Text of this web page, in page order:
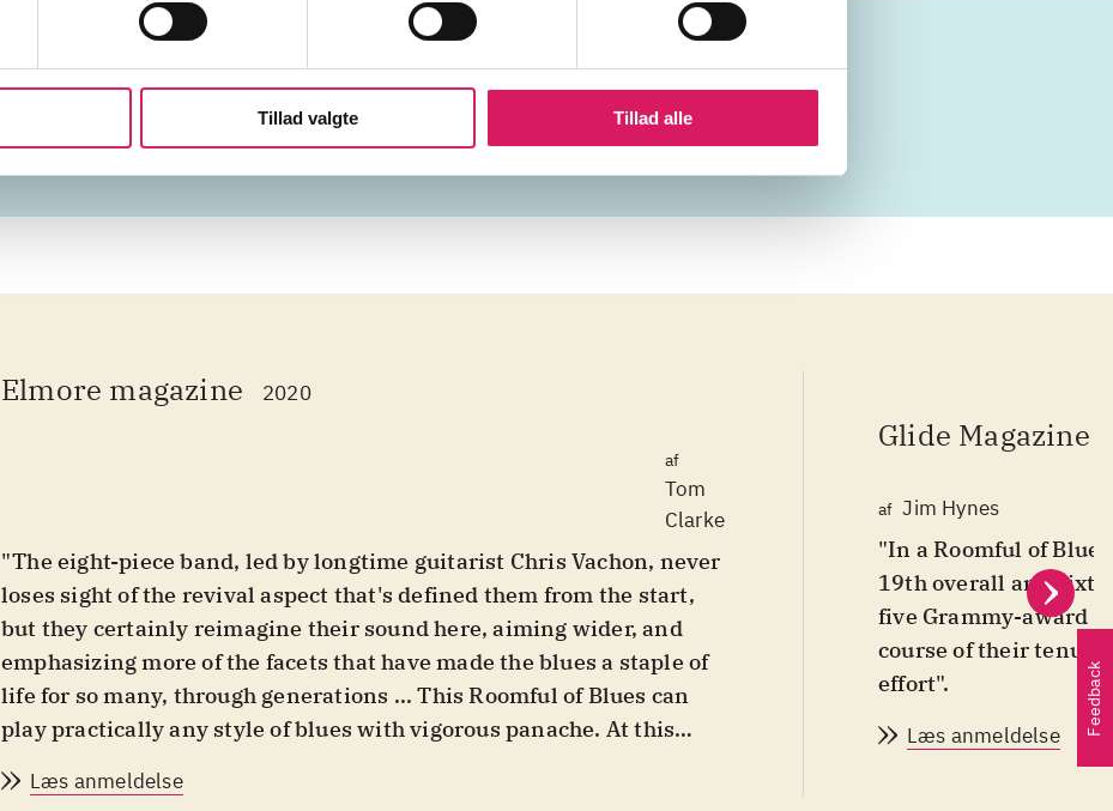
Tillad valgte Tillad alle
USA 2020'erne
Elmore magazine 2020
af
Tom
Clarke
"The eight-piece band, led by longtime guitarist Chris Vachon, never
loses sight of the revival aspect that's defined them from the start,
but they certainly reimagine their sound here, aiming wider, and
emphasizing more of the facets that have made the blues a staple of
life for so many, through generations ... This Roomful of Blues can
play practically any style of blues with vigorous panache. At this
Centennial".
Læs anmeldelse
Glide Magazine
af Jim Hynes
"In a Roomful of
19th overall and
five Grammy-award
course of their
effort".
Læs anmeldelse Feedback